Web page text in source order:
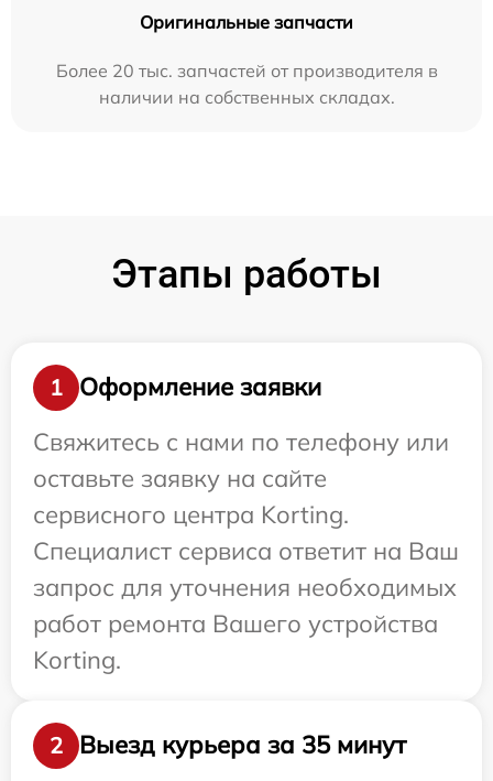
Оригинальные запчасти
Более 20 тыс. запчастей от производителя в
наличии на собственных складах.
Этапы работы
1
Оформление заявки
Свяжитесь с нами по телефону или
оставьте заявку на сайте
сервисного центра Korting.
Специалист сервиса ответит на Ваш
запрос для уточнения необходимых
работ ремонта Вашего устройства
Korting.
2 Выезд курьера за 35 минут